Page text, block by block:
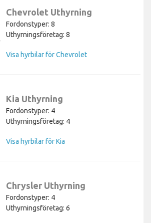
Chevrolet Uthyrning
Fordonstyper: 8
Uthyrningsföretag: 8
Visa hyrbilar för Chevrolet
Kia Uthyrning
Fordonstyper: 4
Uthyrningsföretag: 4
Visa hyrbilar för Kia
Chrysler Uthyrning
Fordonstyper: 4
Uthyrningsföretag: 6